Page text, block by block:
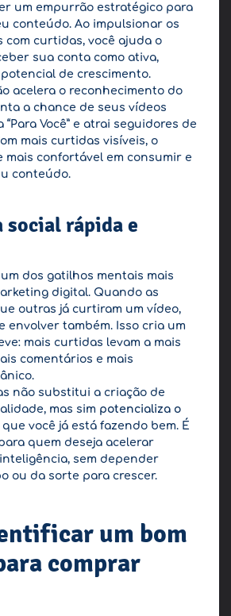
um empurrão estratégico para
conteúdo. Ao impulsionar os
com curtidas, você ajuda o
sua conta como ativa,
de crescimento.
acelera o reconhecimento do
a chance de seus vídeos
Você” e atrai seguidores de
mais curtidas visíveis, o
mais confortável em consumir e
conteúdo.
social rápida e
dos gatilhos mentais mais
digital. Quando as
outras já curtiram um vídeo,
envolver também. Isso cria um
mais curtidas levam a mais
comentários e mais
não substitui a criação de
mas sim potencializa o
você já está fazendo bem. É
quem deseja acelerar
sem depender
ou da sorte para crescer.
um bom
comprar